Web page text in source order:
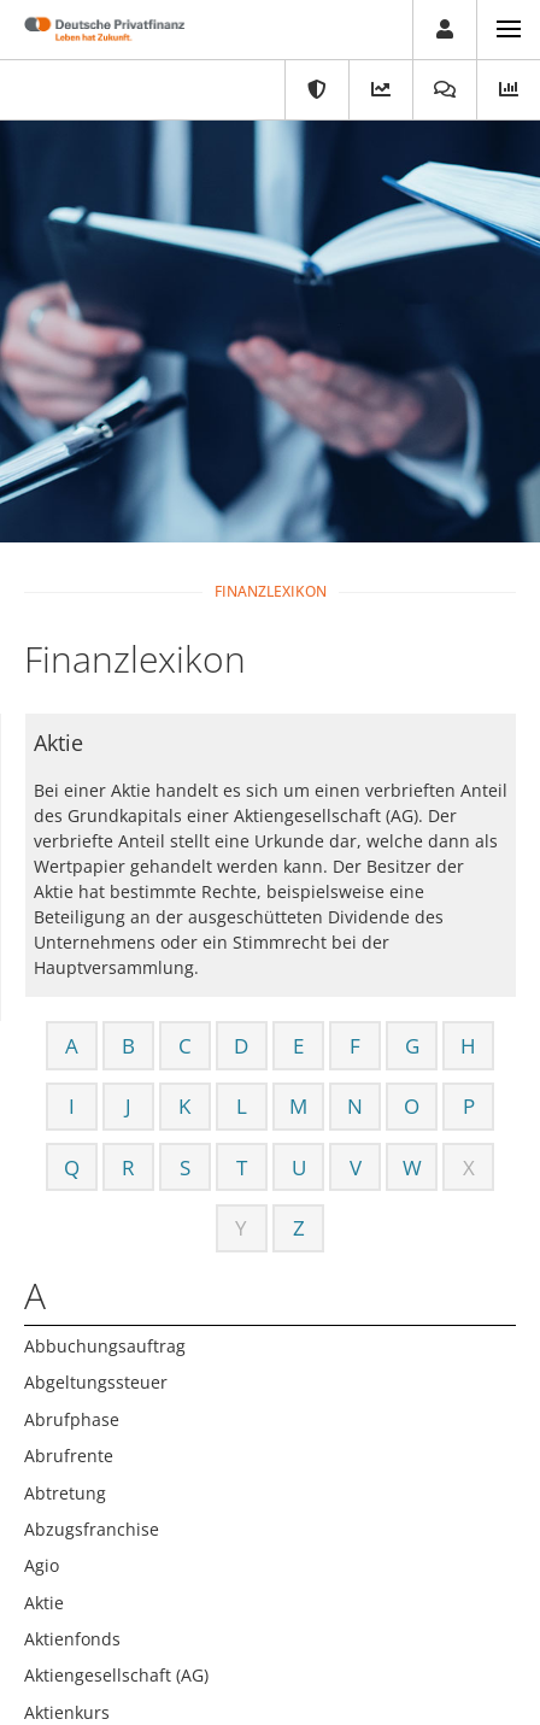
FINANZLEXIKON
Finanzlexikon
A B C D E F G H
I J K L M N O P
Q R S T U V W X
Y Z
A
Abbuchungsauftrag
Abgeltungssteuer
Abrufphase
Abrufrente
Abtretung
Abzugsfranchise
Agio
Aktie
Aktienfonds
Aktiengesellschaft (AG)
Aktienkurs
Aktie
Bei einer Aktie handelt es sich um einen verbrieften Anteil
des Grundkapitals einer Aktiengesellschaft (AG). Der
verbriefte Anteil stellt eine Urkunde dar, welche dann als
Wertpapier gehandelt werden kann. Der Besitzer der
Aktie hat bestimmte Rechte, beispielsweise eine
Beteiligung an der ausgeschütteten Dividende des
Unternehmens oder ein Stimmrecht bei der
Hauptversammlung.